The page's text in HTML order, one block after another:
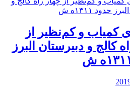
کمیاب و کم‌نظیر از
كالج و دبيرستان البرز